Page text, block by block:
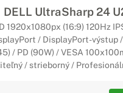
DELL UltraSharp 24
1920x1080px (16:9) 120Hz
/ DisplayPort-výstup /
/ PD (90W) / VESA
/ strieborný /